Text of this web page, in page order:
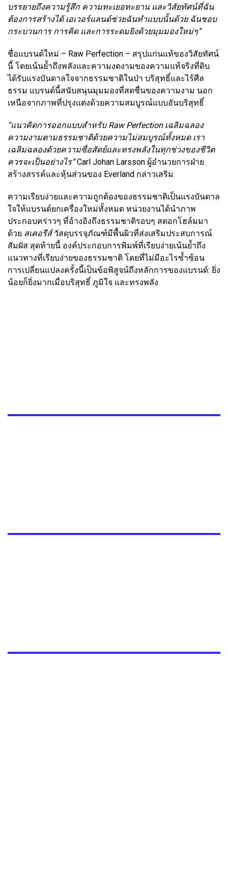
บรรยายถึงความรู้สึก ความทะเยอทะยาน และวิสัยทัศน์ที่ฉัน
ต้องการสร้างได้ เอเวอร์แลนด์ช่วยฉันทำแบบนั้นด้วย ฉันชอบ
กระบวนการ การคิด และการระดมยิงด้วยมุมมองใหม่ๆ”
ชื่อแบรนด์ใหม่ – Raw Perfection – สรุปแก่นแท้ของวิสัยทัศน์
นี้ โดยเน้นย้ำถึงพลังและความงดงามของความแท้จริงที่ดิบ
ได้รับแรงบันดาลใจจากธรรมชาติในป่า บริสุทธิ์และไร้ศีล
ธรรม แบรนด์นี้สนับสนุนมุมมองที่สดชื่นของความงาม นอก
เหนือจากภาพที่ปรุงแต่งด้วยความสมบูรณ์แบบอันบริสุทธิ์
“แนวคิดการออกแบบสำหรับ Raw Perfection เฉลิมฉลอง
ความงามตามธรรมชาติด้วยความไม่สมบูรณ์ทั้งหมด เรา
เฉลิมฉลองด้วยความซื่อสัตย์และทรงพลังในทุกช่วงของชีวิต
ควรจะเป็นอย่างไร”Carl Johan Larsson ผู้อำนวยการฝ่าย
สร้างสรรค์และหุ้นส่วนของ Everland กล่าวเสริม
ความเรียบง่ายและความถูกต้องของธรรมชาติเป็นแรงบันดาล
ใจให้แบรนด์ยกเครื่องใหม่ทั้งหมด หน่วยงานได้นำภาพ
ประกอบคร่าวๆ ที่อ้างอิงถึงธรรมชาติรอบๆ สตอกโฮล์มมา
ด้วย สเคอรีส์วัสดุบรรจุภัณฑ์มีพื้นผิวที่ส่งเสริมประสบการณ์
สัมผัส สุดท้ายนี้ องค์ประกอบการพิมพ์ที่เรียบง่ายเน้นย้ำถึง
แนวทางที่เรียบง่ายของธรรมชาติ โดยที่ไม่มีอะไรซ้ำซ้อน
การเปลี่ยนแปลงครั้งนี้เป็นข้อพิสูจน์ถึงหลักการของแบรนด์: ยิ่ง
น้อยก็ยิ่งมากเมื่อบริสุทธิ์ ภูมิใจ และทรงพลัง